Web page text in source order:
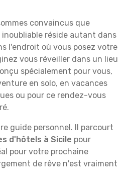
convaincus que
réside autant dans
l'endroit où vous posez votre
vous réveiller dans un lieu
spécialement pour vous,
en solo, en vacances
ou pour ce rendez-vous
guide personnel. Il parcourt
d'hôtels à Sicile pour
pour votre prochaine
de rêve n'est vraiment